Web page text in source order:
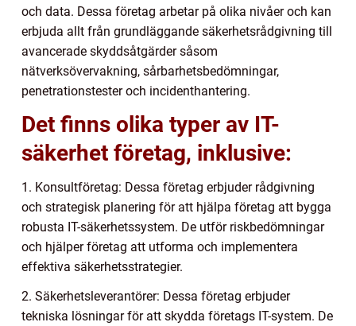
och data. Dessa företag arbetar på olika nivåer och kan
erbjuda allt från grundläggande säkerhetsrådgivning till
avancerade skyddsåtgärder såsom
nätverksövervakning, sårbarhetsbedömningar,
penetrationstester och incidenthantering.
Det finns olika typer av IT-
säkerhet företag, inklusive:
1. Konsultföretag: Dessa företag erbjuder rådgivning
och strategisk planering för att hjälpa företag att bygga
robusta IT-säkerhetssystem. De utför riskbedömningar
och hjälper företag att utforma och implementera
effektiva säkerhetsstrategier.
2. Säkerhetsleverantörer: Dessa företag erbjuder
tekniska lösningar för att skydda företags IT-system. De